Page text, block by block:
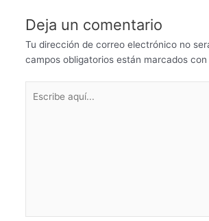
Deja un comentario
Tu dirección de correo electrónico no
campos obligatorios están marcados con
aquí...